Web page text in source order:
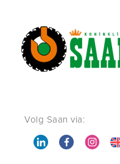
Volg Saan via: